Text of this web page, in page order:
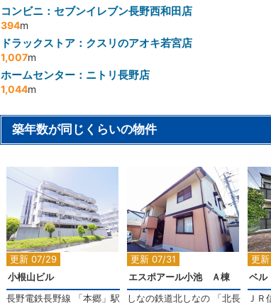
コンビニ：セブンイレブン長野西和田店
394m
ドラックストア：クスリのアオキ若宮店
1,007m
ホームセンター：ニトリ長野店
1,044m
築年数が同じくらいの物件
更新 07/29
2 2
小根山ビル
長野電鉄長野線 「本郷 」駅
更新 07/31
2
エスポアール小池 Ａ棟
しなの鉄道北しなの 「北長
更
ベル
Ｊ